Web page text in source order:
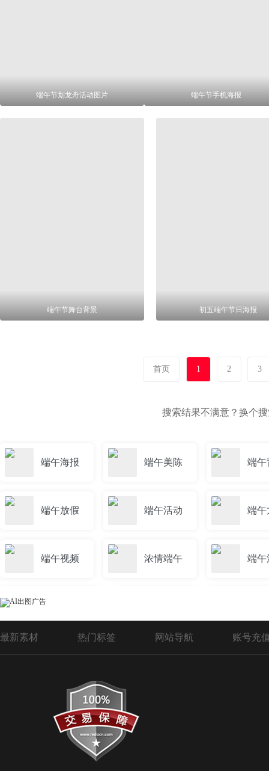
端午节划龙舟活动图片 端午节手机海报
端午节舞台背景 初五端午节日海报
首页 1 2 3
搜索结果不满意？换个
端午海报 端午美陈 端午
端午放假 端午活动 端午
端午视频 浓情端午 端午
端午提货券
六一端午背景 端午手机海报
端午贺卡
最新素材 热门标签 网站导航 账号充